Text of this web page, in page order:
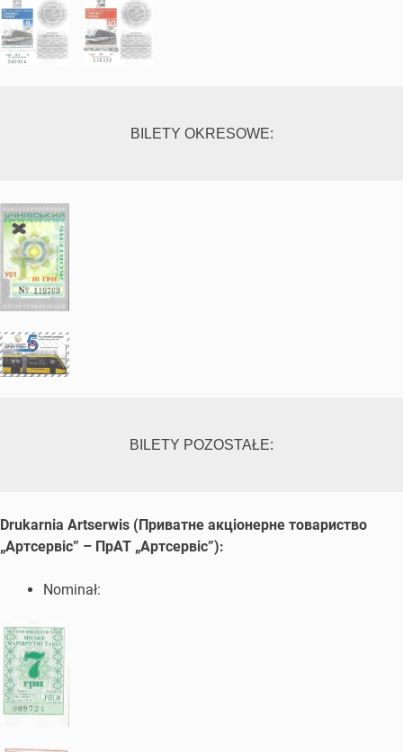
BILETY OKRESOWE:
BILETY POZOSTAŁE:
Drukarnia Artserwis (Приватне акцiонерне товариство
„Артсервiс” – ПрАТ „Артсервiс”):
Nominał: